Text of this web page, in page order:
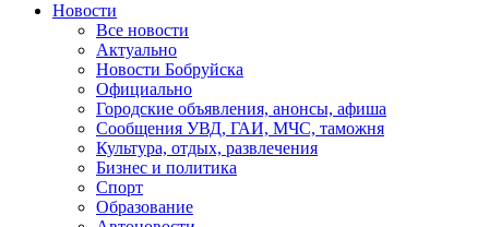
Новости
Все новости
Актуально
Новости Бобруйска
Официально
Городские объявления, анонсы, афиша
Сообщения УВД, ГАИ, МЧС, таможня
Культура, отдых, развлечения
Бизнес и политика
Спорт
Образование